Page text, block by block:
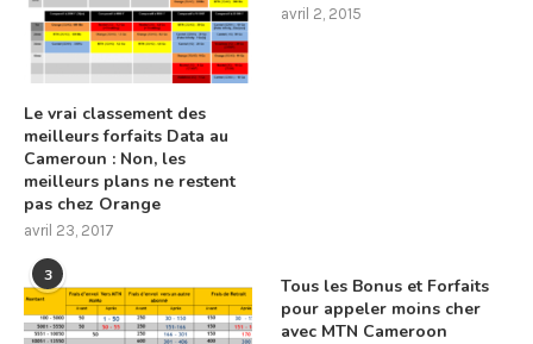
Le vrai classement des
meilleurs forfaits Data au
Cameroun : Non, les
meilleurs plans ne restent
pas chez Orange
avril 23, 2017
avril 2, 2015
3
Tous les Bonus et Forfaits
pour appeler moins cher
avec MTN Cameroon